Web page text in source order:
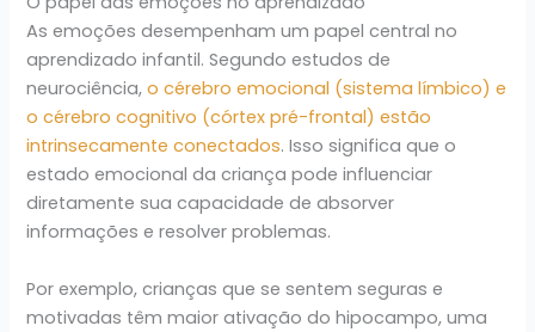
As emoções desempenham um papel central no
aprendizado infantil. Segundo estudos de
neurociência, o cérebro emocional (sistema límbico) e
o cérebro cognitivo (córtex pré-frontal) estão
intrinsecamente conectados. Isso significa que o
estado emocional da criança pode influenciar
diretamente sua capacidade de absorver
informações e resolver problemas.
Por exemplo, crianças que se sentem seguras e
motivadas têm maior ativação do hipocampo, uma